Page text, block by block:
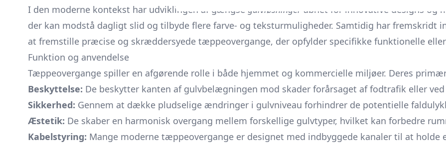
I den moderne kontekst har udviklingen af gængse gulvløsninger åbnet for innovative designs og
der kan modstå dagligt slid og tilbyde flere farve- og teksturmuligheder. Samtidig har
at fremstille præcise og skræddersyede tæppeovergange, der opfylder specifikke funktionelle
Funktion og anvendelse
Tæppeovergange spiller en afgørende rolle i både hjemmet og kommercielle miljøer. Deres
Beskyttelse: De beskytter kanten af gulvbelægningen mod skader forårsaget af fodtrafik eller
Sikkerhed: Gennem at dække pludselige ændringer i gulvniveau forhindrer de potentielle
Æstetik: De skaber en harmonisk overgang mellem forskellige gulvtyper, hvilket kan forbedre
Kabelstyring: Mange moderne tæppeovergange er designet med indbyggede kanaler til at